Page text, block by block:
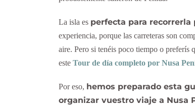
La isla es perfecta para recorrerla
experiencia, porque las carreteras son
aire. Pero si tenéis poco tiempo o preferís
esteTour de día completo por Nusa
Por eso, hemos preparado esta
organizar vuestro viaje a Nusa